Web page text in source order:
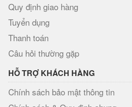
Quy định giao hàng
Tuyển dụng
Thanh toán
Câu hỏi thường gặp
HỖ TRỢ KHÁCH HÀNG
Chính sách bảo mật thông tin